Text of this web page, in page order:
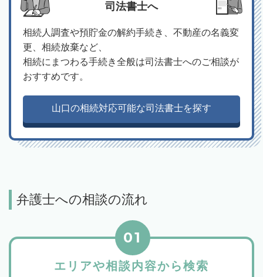
司法書士へ
相続人調査や預貯金の解約手続き、不動産の名義変
更、相続放棄など、
相続にまつわる手続き全般は司法書士へのご相談が
おすすめです。
山口の相続対応可能な司法書士を探す
弁護士への相談の流れ
エリアや相談内容から検索
01